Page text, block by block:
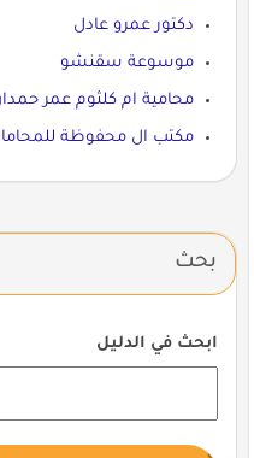
دكتور عمرو عادل
موسوعة سقنشو
محامية ام كلثوم عمر
مكتب ال محفوظة
بحث
ابحث في الدليل